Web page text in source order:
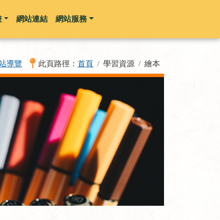
網站連結 網站服務
導覽 此頁路徑： 首頁 學習資源 繪本